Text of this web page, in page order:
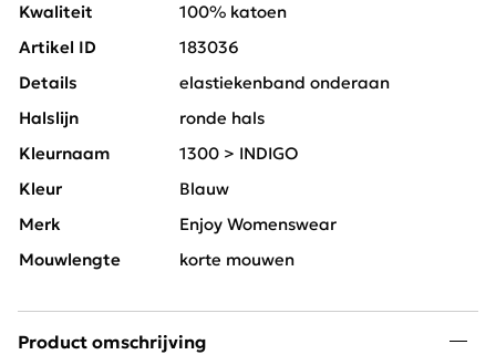
Kwaliteit
100% katoen
Artikel ID
183036
Details
elastiekenband onderaan
Halslijn
ronde hals
Kleurnaam
1300 > INDIGO
Kleur
Blauw
Merk
Enjoy Womenswear
Mouwlengte
korte mouwen
Product omschrijving